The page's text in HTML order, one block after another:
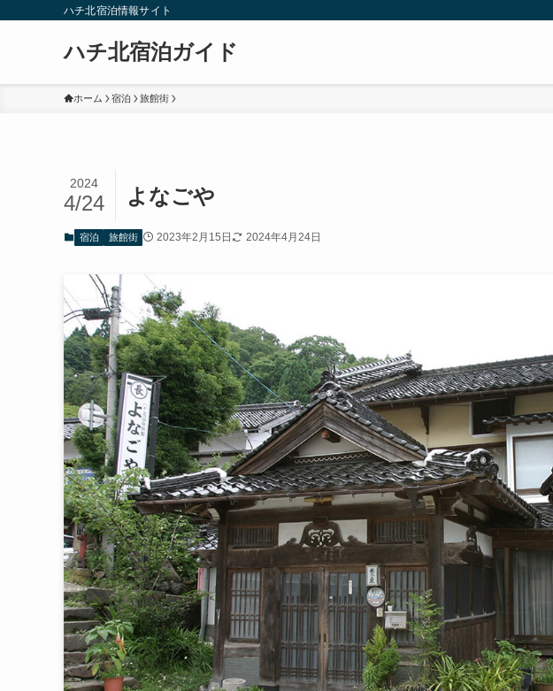
ハチ北宿泊情報サイト
ハチ北宿泊ガイド
ホーム 宿泊 旅館街
よなごや
2024
4/24
宿泊 旅館街 2023年2月15日 2024年4月24日